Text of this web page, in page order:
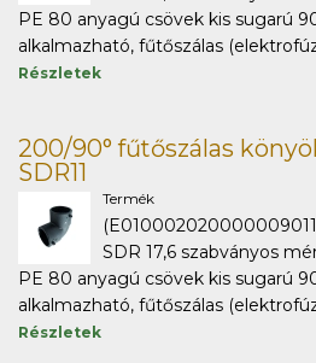
PE 80 anyagú csövek kis sugarú
alkalmazható, fűtőszálas
Részletek
200/90° fűtőszálas
SDR11
Termék
SDR 17,6 szabványos
PE 80 anyagú csövek kis sugarú
alkalmazható, fűtőszálas
Részletek